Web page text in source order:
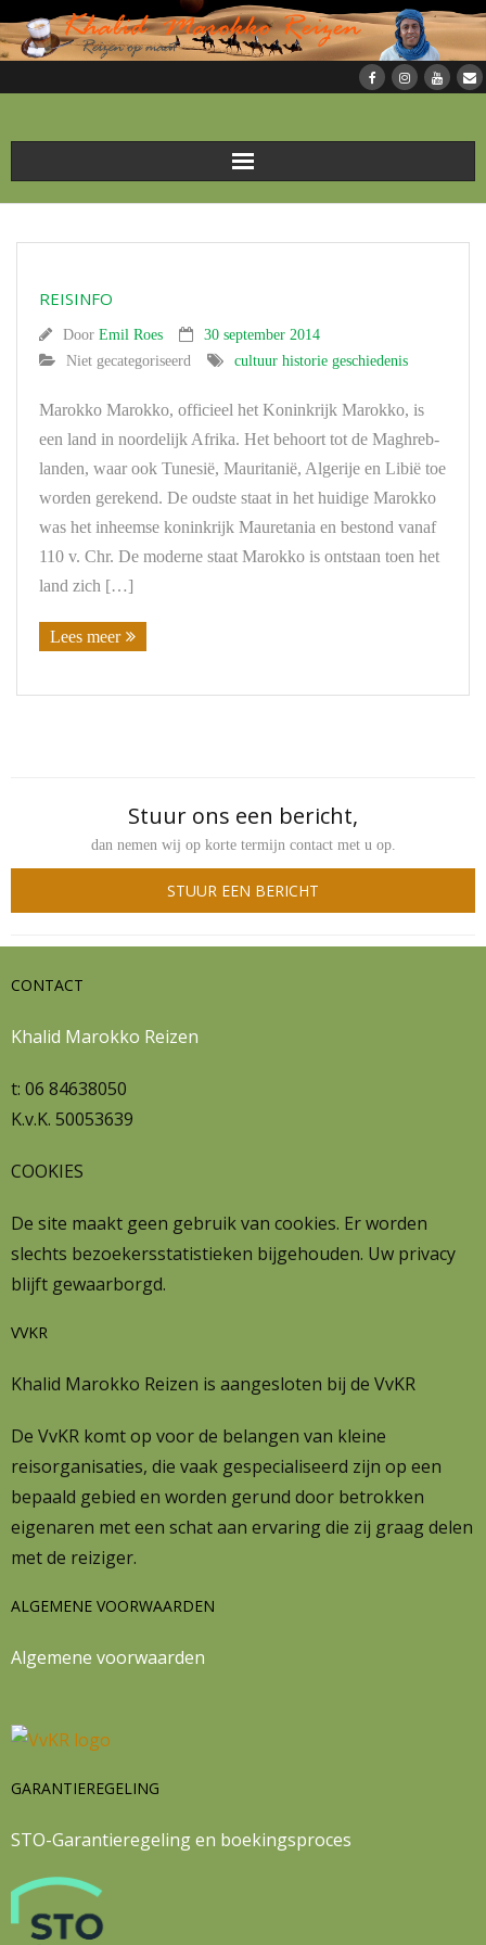
Home
Over Marokko
Over KMR
Contact
REISINFO
Door Emil Roes
30 september 2014
Niet gecategoriseerd
cultuur historie geschiedenis
Marokko Marokko, officieel het Koninkrijk Marokko, is
een land in noordelijk Afrika. Het behoort tot de Maghreb-
landen, waar ook Tunesië, Mauritanië, Algerije en Libië toe
worden gerekend. De oudste staat in het huidige Marokko
was het inheemse koninkrijk Mauretania en bestond vanaf
110 v. Chr. De moderne staat Marokko is ontstaan toen het
land zich […]
Lees meer
Stuur ons een bericht,
dan nemen wij op korte termijn contact met u op.
STUUR EEN BERICHT
CONTACT
Khalid Marokko Reizen
t: 06 84638050
K.v.K. 50053639
COOKIES
De site maakt geen gebruik van cookies. Er worden
slechts bezoekersstatistieken bijgehouden. Uw privacy
blijft gewaarborgd.
VVKR
Khalid Marokko Reizen is aangesloten bij de VvKR
De VvKR komt op voor de belangen van kleine
reisorganisaties, die vaak gespecialiseerd zijn op een
bepaald gebied en worden gerund door betrokken
eigenaren met een schat aan ervaring die zij graag delen
met de reiziger.
ALGEMENE VOORWAARDEN
Algemene voorwaarden
GARANTIEREGELING
STO-Garantieregeling en boekingsproces